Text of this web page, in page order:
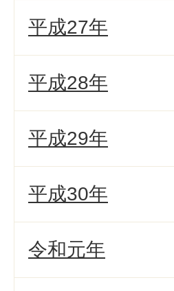
平成27年
平成28年
平成29年
平成30年
令和元年